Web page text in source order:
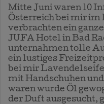
Mitte Juni waren 10
Österreich bei mir im
verbrachten ein
JUFA Hotel in Bad
unternahmen tolle
ein lustiges
bei mir
mit Handschuhen
waren wurde Öl
der Duft ausgesucht,